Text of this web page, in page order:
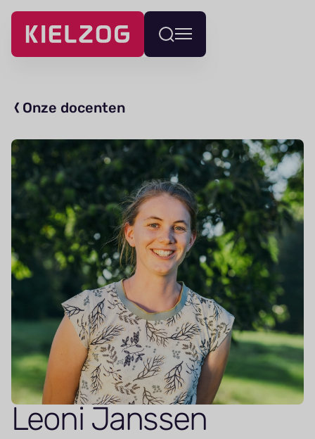
Navigatie
overslaan
Wissel
menu
Onze docenten
Leoni Janssen